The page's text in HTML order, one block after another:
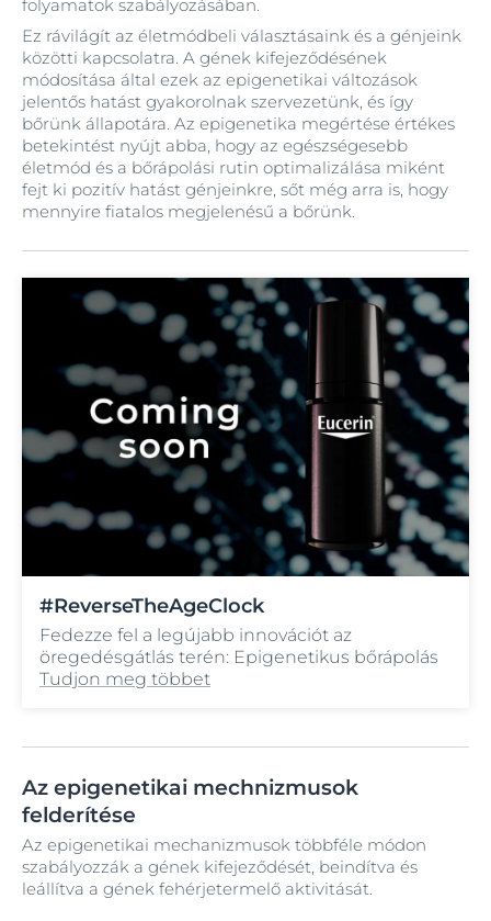
folyamatok szabályozásában.
Ez rávilágít az életmódbeli választásaink és a génjeink
közötti kapcsolatra. A gének kifejeződésének
módosítása által ezek az epigenetikai változások
jelentős hatást gyakorolnak szervezetünk, és így
bőrünk állapotára. Az epigenetika megértése értékes
betekintést nyújt abba, hogy az egészségesebb
életmód és a bőrápolási rutin optimalizálása miként
fejt ki pozitív hatást génjeinkre, sőt még arra is, hogy
mennyire fiatalos megjelenésű a bőrünk.
#ReverseTheAgeClock
Fedezze fel a legújabb innovációt az
öregedésgátlás terén: Epigenetikus bőrápolás
Tudjon meg többet
Az epigenetikai mechnizmusok
felderítése
Az epigenetikai mechanizmusok többféle módon
szabályozzák a gének kifejeződését, beindítva és
leállítva a gének fehérjetermelő aktivitását.